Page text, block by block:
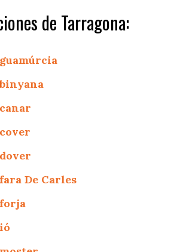
de Tarragona:
De Carles